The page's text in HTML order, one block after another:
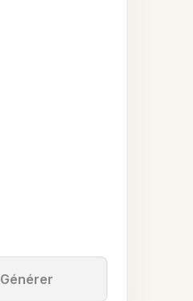
Générer